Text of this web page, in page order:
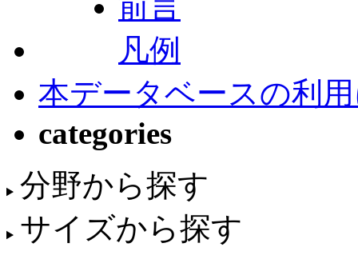
前言
凡例
本データベースの利
categories
分野から探す
サイズから探す